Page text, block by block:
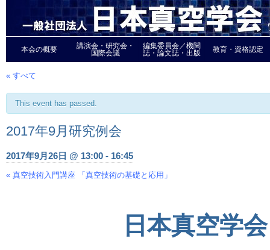
本会の概要
講演会・研究会・
国際会議
編集委員会／機関
誌・論文誌・出版
教育・資格認定
« すべて
This event has passed.
2017年9月研究例会
2017年9月26日 @ 13:00 - 16:45
Event
« 真空技術入門講座 「真空技術の基礎と応用」
日本真空学